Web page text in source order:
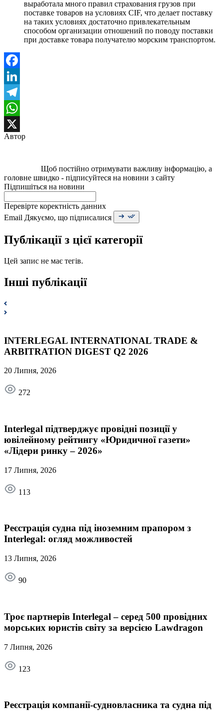
выработала много правил страхования грузов при
поставке товаров на условиях CIF, что делает поставку
на таких условиях достаточно привлекательным
способом организации отношений по поводу поставки
при доставке товара получателю морским транспортом.
Facebook
LinkedIn
Telegram
WhatsApp
X
Автор
Щоб постійно отримувати важливу інформацію, а
головне швидко - підписуйтеся на новини з сайту
Підпишіться на новини
Перевірте коректність данних
Email Дякуємо, що підписалися
Публікації з цієї категорії
Цей запис не має тегів.
Інші публікації
INTERLEGAL INTERNATIONAL TRADE &
ARBITRATION DIGEST Q2 2026
20 Липня, 2026
272
Interlegal підтверджує провідні позиції у
ювілейному рейтингу «Юридичної газети»
«Лідери ринку – 2026»
17 Липня, 2026
113
Реєстрація судна під іноземним прапором з
Interlegal: огляд можливостей
13 Липня, 2026
90
Троє партнерів Interlegal – серед 500 провідних
морських юристів світу за версією Lawdragon
7 Липня, 2026
123
Реєстрація компанії-судновласника та судна під